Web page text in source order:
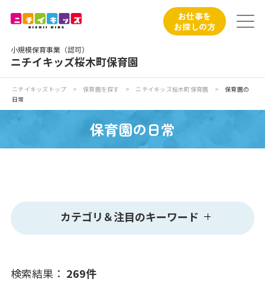
小規模保育事業（認可）
ニチイキッズ桜木町保育園
お仕事を
お探しの方
ニチイが大切にしていること
入園の概要
写真販売サービス
ニチイキッズトップ > 保育園を探す > ニチイキッズ桜木町保育園 >
保育園の
日常
保育園の日常
カテゴリ＆注目のキーワード
検索結果： 269件